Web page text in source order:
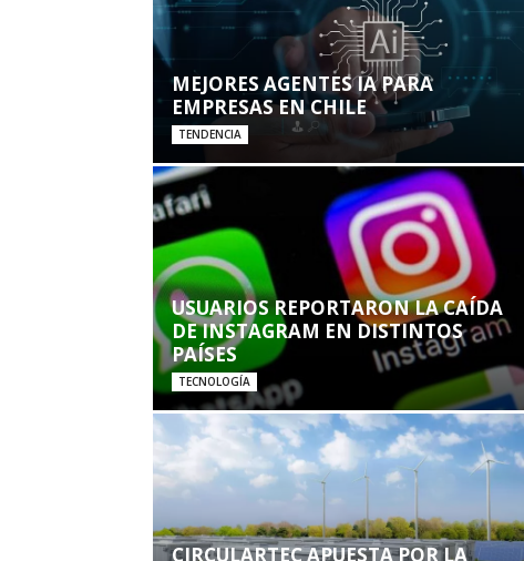
MEJORES AGENTES IA PARA
EMPRESAS EN CHILE
TENDENCIA
USUARIOS REPORTARON LA CAÍDA
DE INSTAGRAM EN DISTINTOS
PAÍSES
TECNOLOGÍA
CIRCULARTEC APUESTA POR LA